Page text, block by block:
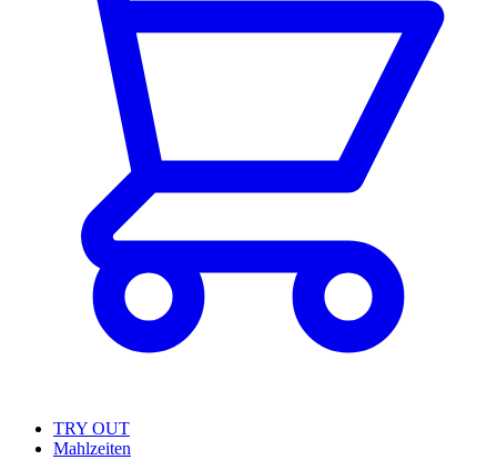
TRY OUT
Mahlzeiten